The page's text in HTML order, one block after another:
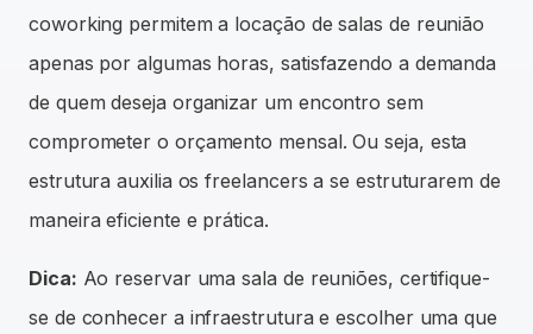
coworking permitem a locação de salas de reunião
apenas por algumas horas, satisfazendo a demanda
de quem deseja organizar um encontro sem
comprometer o orçamento mensal. Ou seja, esta
estrutura auxilia os freelancers a se estruturarem de
maneira eficiente e prática.
Dica: Ao reservar uma sala de reuniões, certifique-
se de conhecer a infraestrutura e escolher uma que